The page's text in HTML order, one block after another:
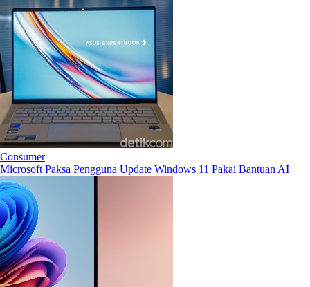
Consumer
Microsoft Paksa Pengguna Update Windows 11 Pakai Bantuan AI